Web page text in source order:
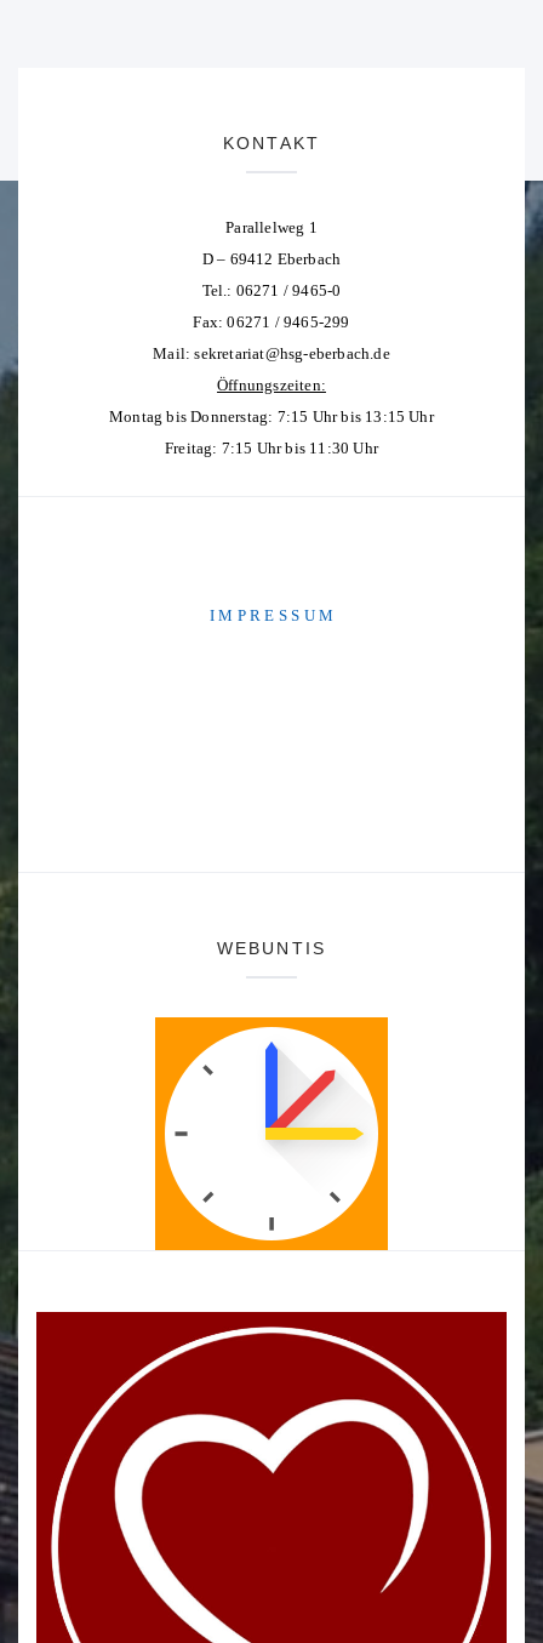
KONTAKT
Parallelweg 1
D – 69412 Eberbach
Tel.: 06271 / 9465-0
Fax: 06271 / 9465-299
Mail:sekretariat@hsg-eberbach.de
Öffnungszeiten:
Montag bis Donnerstag: 7:15 Uhr bis 13:15 Uhr
Freitag: 7:15 Uhr bis 11:30 Uhr
I M P R E S S U M
WEBUNTIS